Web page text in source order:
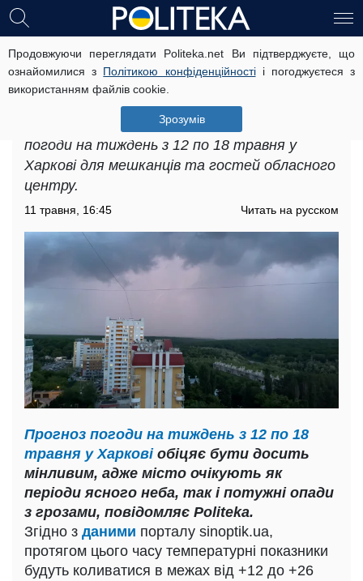
Продовжуючи переглядати Politeka.net Ви підтверджуєте, що
ознайомилися з Політикою конфіденційностіі погоджуєтеся з
використанням файлів cookie.
Зрозумів
Коли чекати гроз та температурних
гойдалок: прогноз погоди на
тиждень з 12 по 18 травня у Харкові
Синоптики надали детальний прогноз
погоди на тиждень з 12 по 18 травня у
Харкові для мешканців та гостей обласного
центру.
11 травня, 16:45 Читать на русском
Прогноз погоди на тиждень з 12 по 18
травня у Харковіобіцяє бути досить
мінливим, адже місто очікують як
періоди ясного неба, так і потужні опади
з грозами, повідомляє Politeka.
Згідно з даними порталу sinoptik.ua,
протягом цього часу температурні показники
будуть коливатися в межах від +12 до +26